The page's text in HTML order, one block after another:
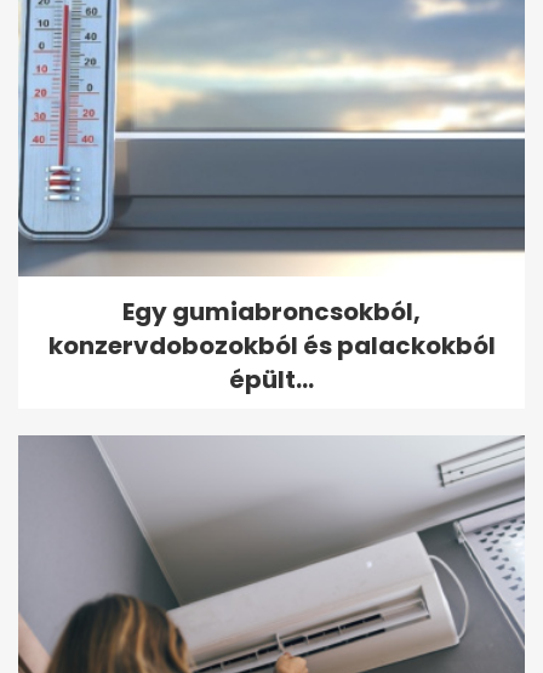
Egy gumiabroncsokból,
konzervdobozokból és palackokból
épült...